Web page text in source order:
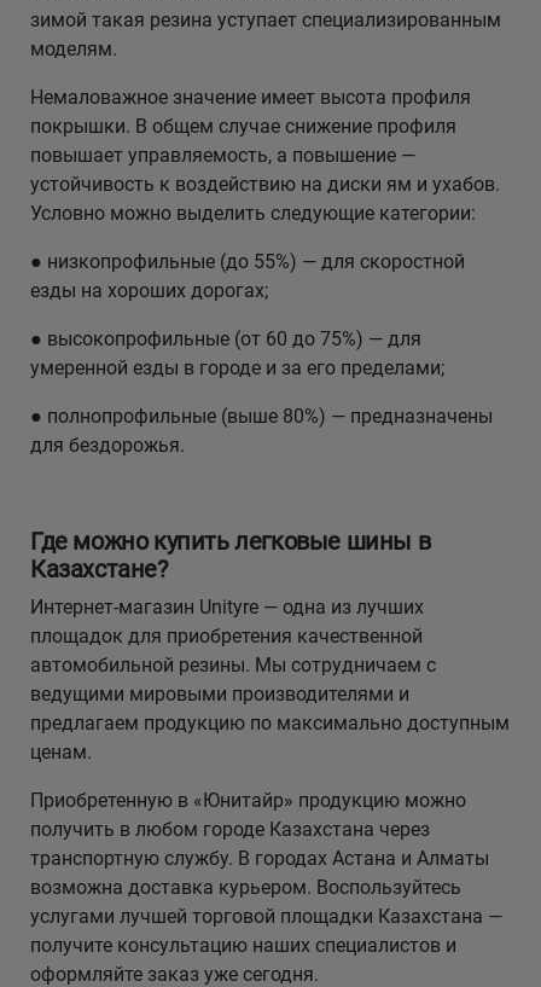
зимой такая резина уступает специализированным
моделям.
Немаловажное значение имеет высота профиля
покрышки. В общем случае снижение профиля
повышает управляемость, а повышение —
устойчивость к воздействию на диски ям и ухабов.
Условно можно выделить следующие категории:
● низкопрофильные (до 55%) — для скоростной
езды на хороших дорогах;
● высокопрофильные (от 60 до 75%) — для
умеренной езды в городе и за его пределами;
● полнопрофильные (выше 80%) — предназначены
для бездорожья.
Где можно купить легковые шины в
Казахстане?
Интернет-магазин Unityre — одна из лучших
площадок для приобретения качественной
автомобильной резины. Мы сотрудничаем с
ведущими мировыми производителями и
предлагаем продукцию по максимально доступным
ценам.
Приобретенную в «Юнитайр» продукцию можно
получить в любом городе Казахстана через
транспортную службу. В городах Астана и Алматы
возможна доставка курьером. Воспользуйтесь
услугами лучшей торговой площадки Казахстана —
получите консультацию наших специалистов и
оформляйте заказ уже сегодня.